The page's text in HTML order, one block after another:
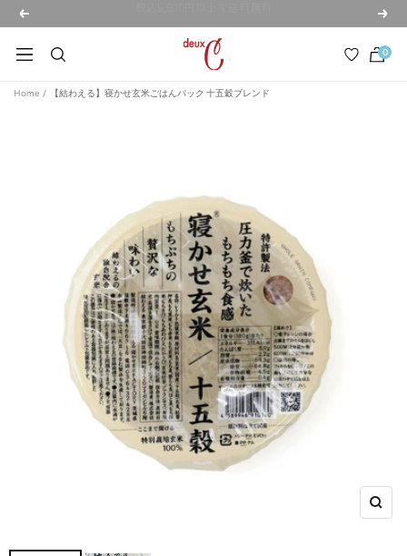
ン
戻
次
ナ
ゲ
deux
ド
式
オ
ン
ラ
イ
ン
ス
ト
0
Home 【結わえる】寝かせ玄米ごはんパック 十五穀ブレンド
ズ